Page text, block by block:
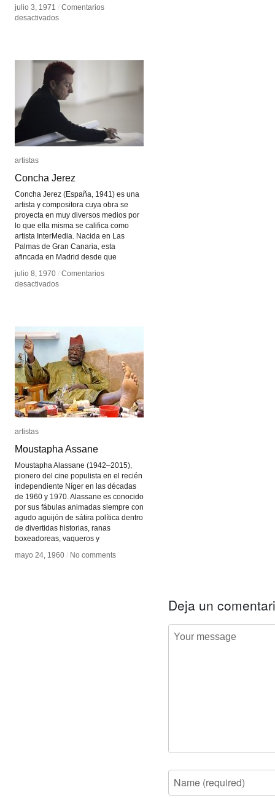
julio 3, 1971 / Comentarios
desactivadosen
julio 3, 1971 / Comentarios
desactivadosen
artistas
Concha Jerez
Concha Jerez (España, 1941) es una
artista y compositora cuya obra se
proyecta en muy diversos medios por
lo que ella misma se califica como
artista InterMedia. Nacida en Las
Palmas de Gran Canaria, esta
afincada en Madrid desde que
julio 8, 1970 / Comentarios
desactivadosen
artistas
Concha Jerez
julio 8, 1970 / Comentarios
desactivadosen
artistas
Moustapha Assane
Moustapha Alassane (1942–2015),
pionero del cine populista en el recién
independiente Níger en las décadas
de 1960 y 1970. Alassane es conocido
por sus fábulas animadas siempre con
agudo aguijón de sátira política dentro
de divertidas historias, ranas
boxeadoreas, vaqueros y
mayo 24, 1960 / No comments
artistas
Moustapha Assane
mayo 24, 1960 / No comments
Deja un